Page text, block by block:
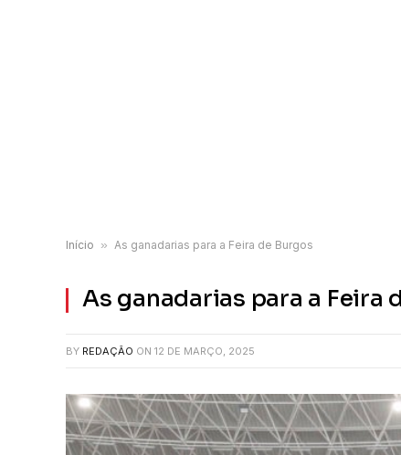
Início » As ganadarias para a Feira de Burgos
As ganadarias para a Feira
BY REDAÇÃO ON 12 DE MARÇO, 2025